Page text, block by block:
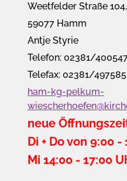
Weetfelder Straße 104,
59077 Hamm
Antje Styrie
Telefon: 02381/
Telefax: 02381/497585
ham-kg-pelkum-
neue
Di + Do von 9:00 -
Mi 14:00 - 17:00